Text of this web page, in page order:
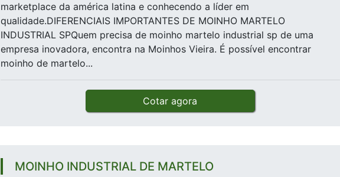
marketplace da américa latina e conhecendo a líder em
qualidade.DIFERENCIAIS IMPORTANTES DE MOINHO MARTELO
INDUSTRIAL SPQuem precisa de moinho martelo industrial sp de uma
empresa inovadora, encontra na Moinhos Vieira. É possível encontrar
moinho de martelo...
Cotar agora
MOINHO INDUSTRIAL DE MARTELO